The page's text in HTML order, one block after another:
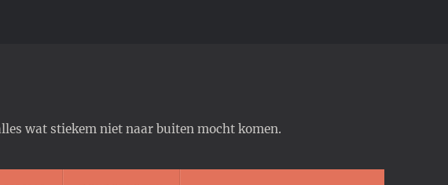
wat stiekem niet naar buiten mocht komen.